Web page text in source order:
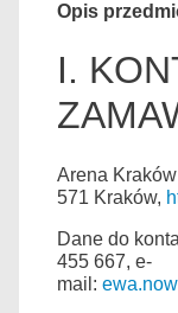
Opis
I.
Arena
571 Kraków,
Dane do
455 667, e-
mail: